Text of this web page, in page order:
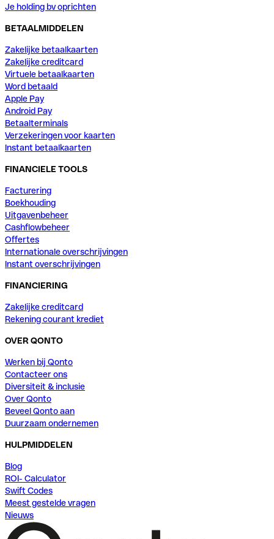
Je holding bv oprichten
BETAALMIDDELEN
Zakelijke betaalkaarten
Zakelijke creditcard
Virtuele betaalkaarten
Word betaald
Apple Pay
Android Pay
Betaalterminals
Verzekeringen voor kaarten
Instant betaalkaarten
FINANCIELE TOOLS
Facturering
Boekhouding
Uitgavenbeheer
Cashflowbeheer
Offertes
Internationale overschrijvingen
Instant overschrijvingen
FINANCIERING
Zakelijke creditcard
Rekening courant krediet
OVER QONTO
Werken bij Qonto
Contacteer ons
Diversiteit & inclusie
Over Qonto
Beveel Qonto aan
Duurzaam ondernemen
HULPMIDDELEN
Blog
ROI- Calculator
Swift Codes
Meest gestelde vragen
Nieuws